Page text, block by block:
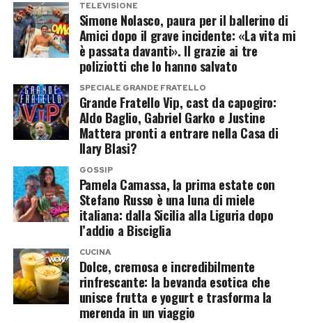
L’AI si vendica in nome delle donne
Ora è il turno di Kanye West, visto che da ieri
circola in maniera virale un’immagine “vendetta”
generata dall’intelligenza artificiale che lo
mostra completamente nudo sul red carpet dei
Grammy Award al posto della moglie Bianca
Censori. L’atteggiamento del rapper
considerato dalla maggior parte degli utenti
“misogino” viene ora ribaltato e la sua foto in
poco più di due giorni ha ottenuto 4,3 milioni di
visualizzazioni soltanto su “X”, attirando anche
l’attenzione di molte star che per lui non
avevano avuto parole estremamente “positive”.
TELEVISIONE
Simone Nolasco, paura per il ballerino di
Amici dopo il grave incidente: «La vita mi
è passata davanti». Il grazie ai tre
poliziotti che lo hanno salvato
SPECIALE GRANDE FRATELLO
Grande Fratello Vip, cast da capogiro:
Aldo Baglio, Gabriel Garko e Justine
Mattera pronti a entrare nella Casa di
Ilary Blasi?
GOSSIP
Pamela Camassa, la prima estate con
Stefano Russo è una luna di miele
italiana: dalla Sicilia alla Liguria dopo
l’addio a Bisciglia
CUCINA
Dolce, cremosa e incredibilmente
rinfrescante: la bevanda esotica che
unisce frutta e yogurt e trasforma la
merenda in un viaggio